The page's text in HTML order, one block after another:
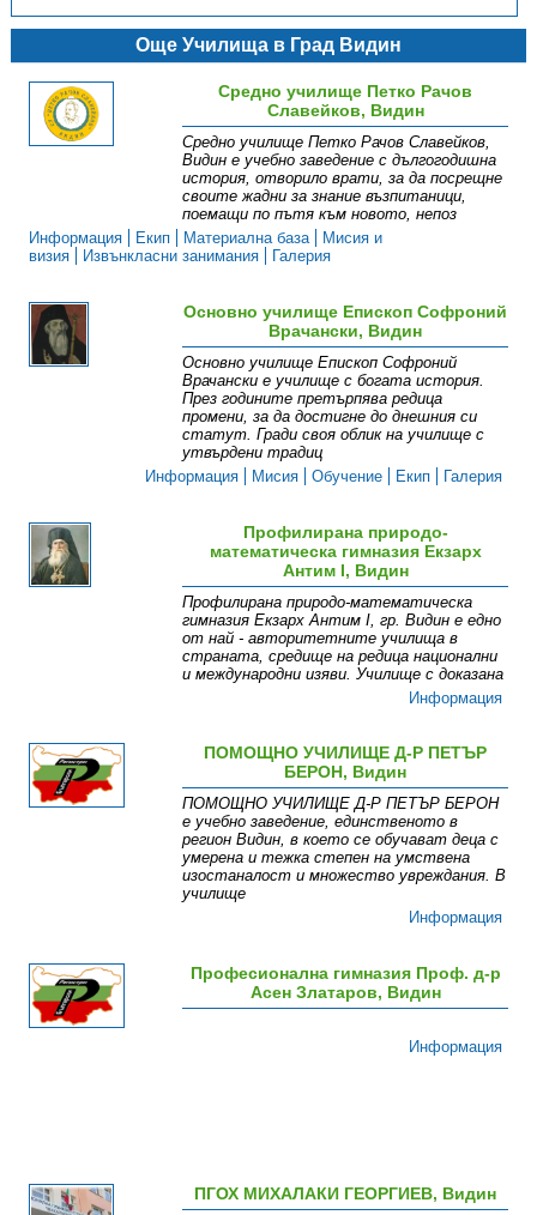
Още Училища в Град Видин
Средно училище Петко Рачов
Славейков, Видин
Средно училище Петко Рачов Славейков,
Видин е учебно заведение с дългогодишна
история, отворило врати, за да посрещне
своите жадни за знание възпитаници,
поемащи по пътя към новото, непоз
Информация
Екип Материална база
Мисия и
визия
Извънкласни занимания Галерия
Основно училище Епископ Софроний
Врачански, Видин
Основно училище Епископ Софроний
Врачански е училище с богата история.
През годините претърпява редица
промени, за да достигне до днешния си
статут. Гради своя облик на училище с
утвърдени традиц
Информация
Мисия Обучение Екип Галерия
Профилирана природо-
математическа гимназия Екзарх
Антим I, Видин
Профилирана природо-математическа
гимназия Екзарх Антим I, гр. Видин е едно
от най - авторитетните училища в
страната, средище на редица национални
и международни изяви. Училище с доказана
Информация
ПОМОЩНО УЧИЛИЩЕ Д-Р ПЕТЪР
БЕРОН, Видин
ПОМОЩНО УЧИЛИЩЕ Д-Р ПЕТЪР БЕРОН
е учебно заведение, единственото в
регион Видин, в което се обучават деца с
умерена и тежка степен на умствена
изостаналост и множество увреждания. В
училище
Информация
Професионална гимназия Проф. д-р
Асен Златаров, Видин
Информация
ПГОХ МИХАЛАКИ ГЕОРГИЕВ, Видин